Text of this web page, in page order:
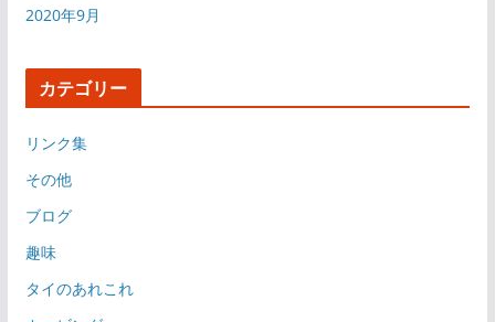
2020年9月
カテゴリー
リンク集
その他
ブログ
趣味
タイのあれこれ